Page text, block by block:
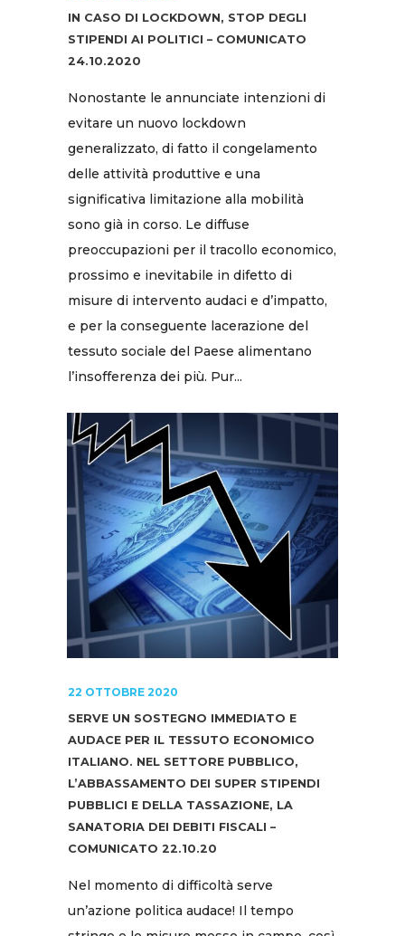
IN CASO DI LOCKDOWN, STOP DEGLI
STIPENDI AI POLITICI – COMUNICATO
24.10.2020
Nonostante le annunciate intenzioni di
evitare un nuovo lockdown
generalizzato, di fatto il congelamento
delle attività produttive e una
significativa limitazione alla mobilità
sono già in corso. Le diffuse
preoccupazioni per il tracollo economico,
prossimo e inevitabile in difetto di
misure di intervento audaci e d’impatto,
e per la conseguente lacerazione del
tessuto sociale del Paese alimentano
l’insofferenza dei più. Pur...
22 OTTOBRE 2020
SERVE UN SOSTEGNO IMMEDIATO E
AUDACE PER IL TESSUTO ECONOMICO
ITALIANO. NEL SETTORE PUBBLICO,
L’ABBASSAMENTO DEI SUPER STIPENDI
PUBBLICI E DELLA TASSAZIONE, LA
SANATORIA DEI DEBITI FISCALI –
COMUNICATO 22.10.20
Nel momento di difficoltà serve
un’azione politica audace! Il tempo